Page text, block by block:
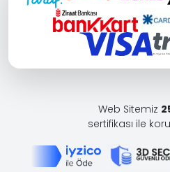
Web Sitemiz
sertifikası ile